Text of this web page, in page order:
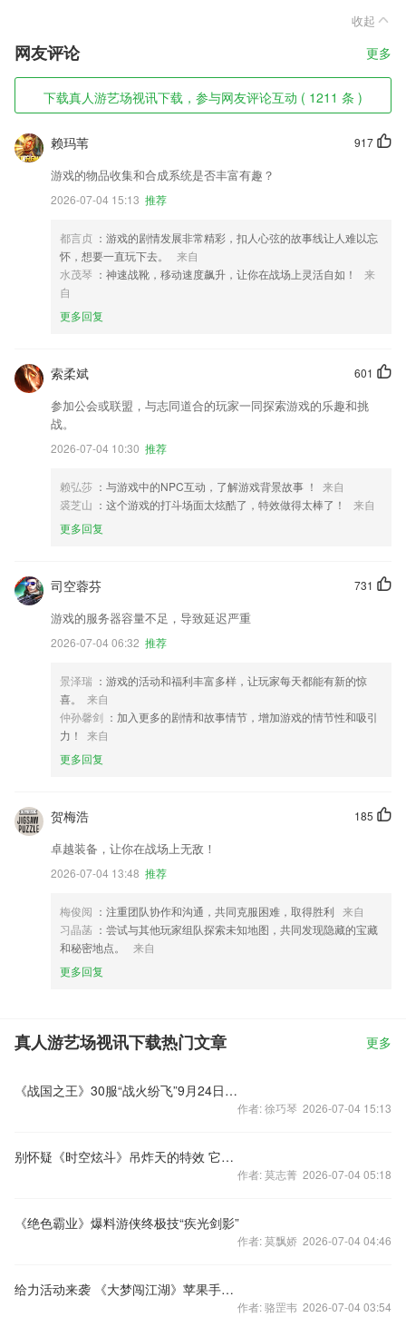
收起
网友评论 更多
下载真人游艺场视讯下载，参与网友评论互动 ( 1211 条 )
917
赖玛苇
游戏的物品收集和合成系统是否丰富有趣？
2026-07-04 15:13 推荐
都言贞 ：游戏的剧情发展非常精彩，扣人心弦的故事线让人难以忘
怀，想要一直玩下去。
来自
水茂琴 ：神速战靴，移动速度飙升，让你在战场上灵活自如！
来
自
更多回复
601
索柔斌
参加公会或联盟，与志同道合的玩家一同探索游戏的乐趣和挑
战。
2026-07-04 10:30 推荐
赖弘莎 ：与游戏中的NPC互动，了解游戏背景故事 ！
来自
裘芝山 ：这个游戏的打斗场面太炫酷了，特效做得太棒了！
来自
更多回复
731
司空蓉芬
游戏的服务器容量不足，导致延迟严重
2026-07-04 06:32 推荐
景泽瑞 ：游戏的活动和福利丰富多样，让玩家每天都能有新的惊
喜。
来自
仲孙馨剑 ：加入更多的剧情和故事情节，增加游戏的情节性和吸引
力！
来自
更多回复
185
贺梅浩
卓越装备，让你在战场上无敌！
2026-07-04 13:48 推荐
梅俊阅 ：注重团队协作和沟通，共同克服困难，取得胜利 来自
习晶菡 ：尝试与其他玩家组队探索未知地图，共同发现隐藏的宝藏
和秘密地点。
来自
更多回复
真人游艺场视讯下载热门文章 更多
《战国之王》30服“战火纷飞”9月24日劲爆开启
作者: 徐巧琴 2026-07-04 15:13
别怀疑《时空炫斗》吊炸天的特效 它们绝对值一块
作者: 莫志菁 2026-07-04 05:18
《绝色霸业》爆料游侠终极技“疾光剑影”
作者: 莫飘娇 2026-07-04 04:46
给力活动来袭 《大梦闯江湖》苹果手机任性拿
作者: 骆罡韦 2026-07-04 03:54